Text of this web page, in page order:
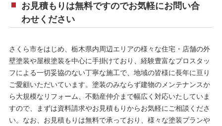
お見積もりは無料ですのでお気軽にお問い合
わせください
さくら市をはじめ、栃木県内周辺エリアの様々な住宅・店舗の外
壁塗装や屋根塗装を中心に手掛けており、経験豊富なプロスタッ
フによる一切妥協のない丁寧な施工で、地域の皆様に長年に亘り
ご愛顧いただいています。塗装のみならず建物のメンテナンスか
ら大規模なリフォーム、不動産仲介まで幅広く対応いたしていま
すので、まずは資料請求やお見積もりからお気軽にご相談くださ
い。なお、お見積もりは無料で承っており、様々な塗装プランや